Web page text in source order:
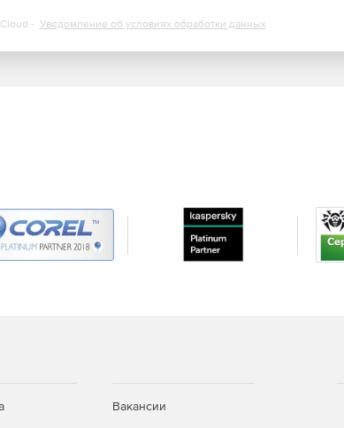
отчетов
- Уведомление об условиях обработки данных
Вакансии